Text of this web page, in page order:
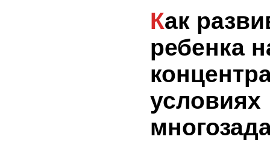
Как развивать у
ребенка
условиях